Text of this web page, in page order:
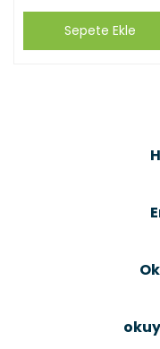
Sepete Ekle